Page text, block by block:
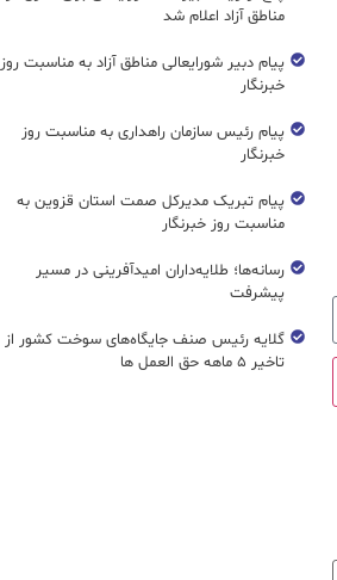
مناطق آزاد اعلام شد
پیام دبیر شورایعالی مناطق آزاد به مناسبت روز
خبرنگار
پیام رئیس سازمان راهداری به مناسبت روز
خبرنگار
پیام تبریک مدیرکل صمت استان قزوین به
مناسبت روز خبرنگار
رسانه‌ها؛ طلایه‌داران امیدآفرینی در مسیر
پیشرفت
گلایه رئیس صنف جایگاه‌های سوخت کشور از
تاخیر ۵ ماهه حق العمل ها